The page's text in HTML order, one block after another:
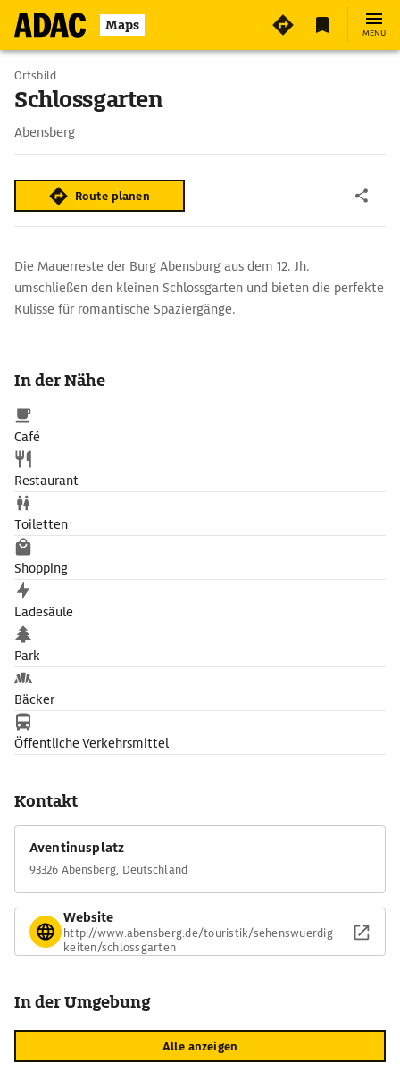
Maps MENÜ
Ortsbild
Schlossgarten
Abensberg
Route planen
Die Mauerreste der Burg Abensburg aus dem 12. Jh.
umschließen den kleinen Schlossgarten und bieten die perfekte
Kulisse für romantische Spaziergänge.
In der Nähe
Café
Restaurant
Toiletten
Shopping
Ladesäule
Park
Bäcker
Öffentliche Verkehrsmittel
Kontakt
Aventinusplatz
93326 Abensberg, Deutschland
Website
http://www.abensberg.de/touristik/sehenswuerdig
keiten/schlossgarten
In der Umgebung
Alle anzeigen